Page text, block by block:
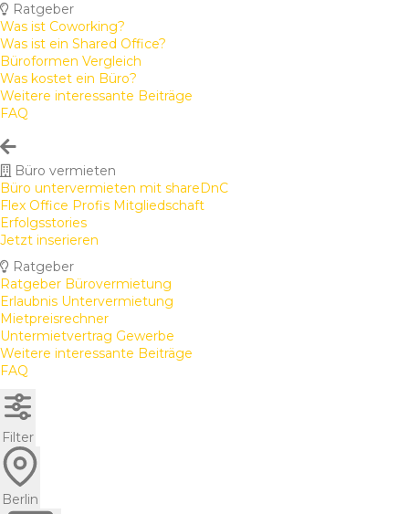
Ratgeber
Was ist Coworking?
Was ist ein Shared Office?
Büroformen Vergleich
Was kostet ein Büro?
Weitere interessante Beiträge
FAQ
Büro vermieten
Büro untervermieten mit shareDnC
Flex Office Profis Mitgliedschaft
Erfolgsstories
Jetzt inserieren
Ratgeber
Ratgeber Bürovermietung
Erlaubnis Untervermietung
Mietpreisrechner
Untermietvertrag Gewerbe
Weitere interessante Beiträge
FAQ
Filter
Berlin